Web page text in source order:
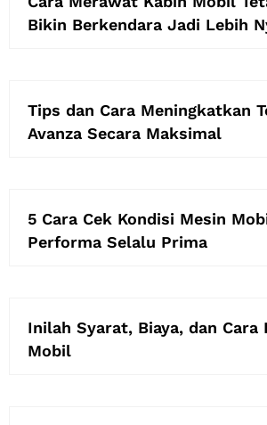
Bikin Berkendara Jadi Lebih
Tips dan Cara Meningkatkan
Avanza Secara Maksimal
5 Cara Cek Kondisi Mesin
Performa Selalu Prima
Inilah Syarat, Biaya, dan Cara
Mobil